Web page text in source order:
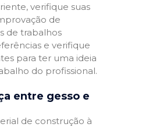
verifique suas
de
de trabalhos
e verifique
para ter uma ideia
do profissional.
entre gesso e
de construção à